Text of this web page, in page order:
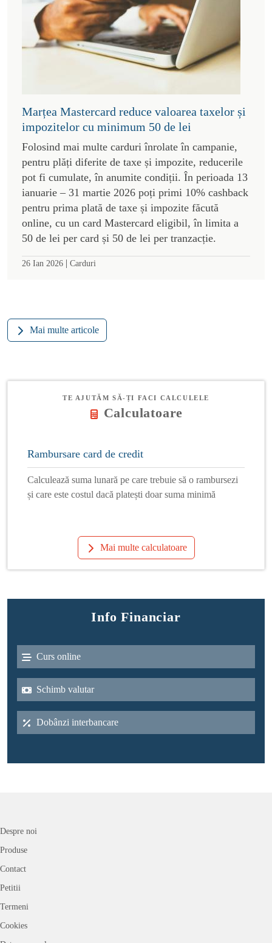
Marțea Mastercard reduce valoarea taxelor și
impozitelor cu minimum 50 de lei
Folosind mai multe carduri înrolate în campanie,
pentru plăți diferite de taxe și impozite, reducerile
pot fi cumulate, în anumite condiții. În perioada 13
ianuarie – 31 martie 2026 poți primi 10% cashback
pentru prima plată de taxe și impozite făcută
online, cu un card Mastercard eligibil, în limita a
50 de lei per card și 50 de lei per tranzacție.
26 Ian 2026 | Carduri
Mai multe articole
TE AJUTĂM SĂ-ȚI FACI CALCULELE
Calculatoare
Rambursare card de credit
Calculează suma lunară pe care trebuie să o rambursezi
și care este costul dacă platești doar suma minimă
Mai multe calculatoare
Info Financiar
Curs online
Schimb valutar
Dobânzi interbancare
Despre noi
Produse
Contact
Petitii
Termeni
Cookies